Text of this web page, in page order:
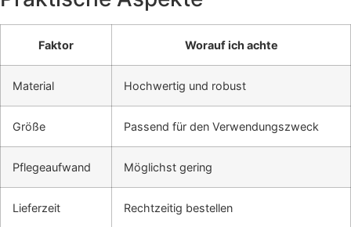
Faktor Worauf ich achte
Material Hochwertig und robust
Größe Passend für den Verwendungszweck
Pflegeaufwand Möglichst gering
Lieferzeit Rechtzeitig bestellen